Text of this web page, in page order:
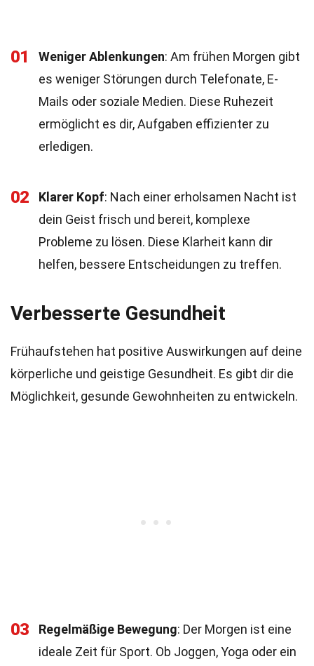
01 Weniger Ablenkungen: Am frühen Morgen gibt
es weniger Störungen durch Telefonate, E-
Mails oder soziale Medien. Diese Ruhezeit
ermöglicht es dir, Aufgaben effizienter zu
erledigen.
02 Klarer Kopf: Nach einer erholsamen Nacht ist
dein Geist frisch und bereit, komplexe
Probleme zu lösen. Diese Klarheit kann dir
helfen, bessere Entscheidungen zu treffen.
Verbesserte Gesundheit
Frühaufstehen hat positive Auswirkungen auf deine
körperliche und geistige Gesundheit. Es gibt dir die
Möglichkeit, gesunde Gewohnheiten zu entwickeln.
03 Regelmäßige Bewegung: Der Morgen ist eine
ideale Zeit für Sport. Ob Joggen, Yoga oder ein